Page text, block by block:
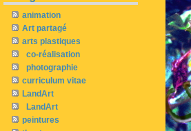
animation
Art partagé
arts plastiques
co-réalisation
photographie
curriculum vitae
LandArt
LandArt
peintures